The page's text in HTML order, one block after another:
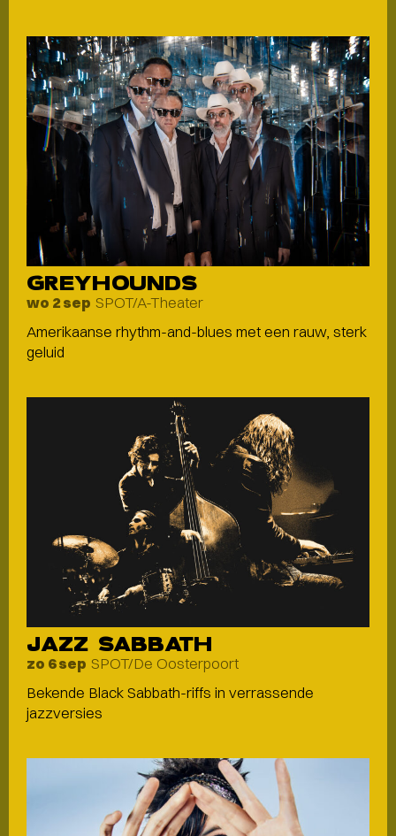
GREYHOUNDS
wo 2 sep SPOT/A-Theater
Amerikaanse rhythm-and-blues met een rauw, sterk
geluid
JAZZ SABBATH
zo 6 sep SPOT/De Oosterpoort
Bekende Black Sabbath-riffs in verrassende
jazzversies